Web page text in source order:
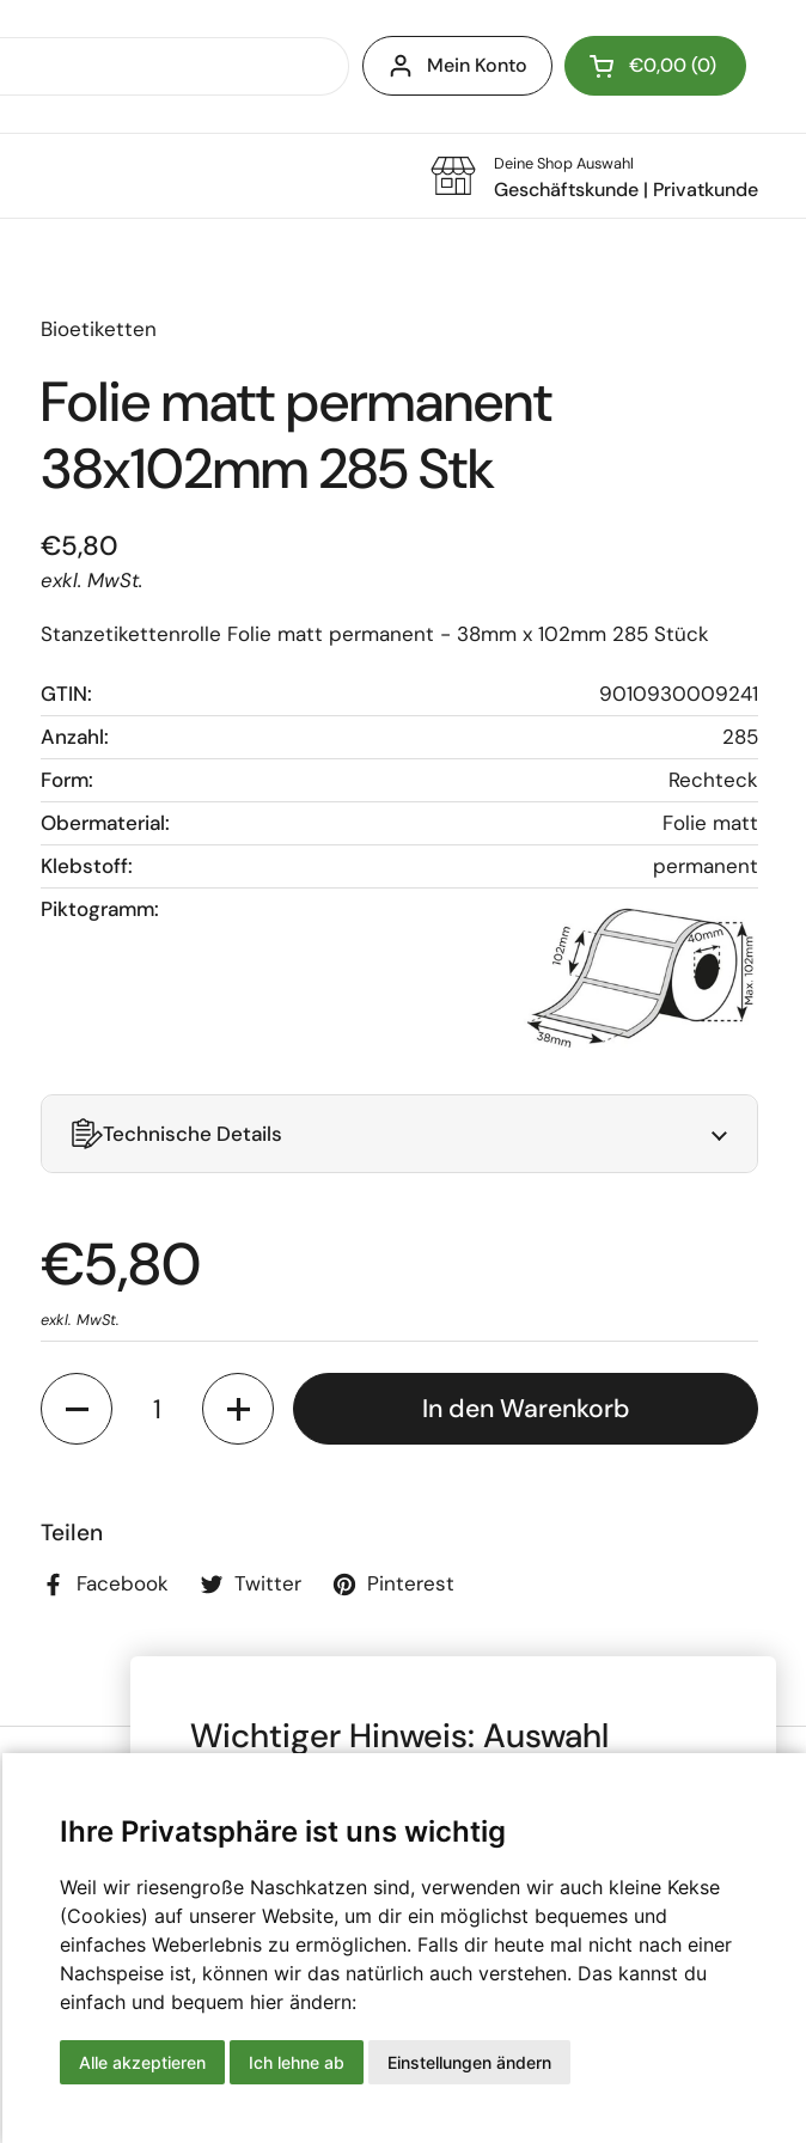
Ihre Privatsphäre ist uns wichtig
Weil wir riesengroße Naschkatzen sind, verwenden wir auch kleine Kekse
(Cookies) auf unserer Website, um dir ein möglichst bequemes und
einfaches Weberlebnis zu ermöglichen. Falls dir heute mal nicht nach einer
Nachspeise ist, können wir das natürlich auch verstehen. Das kannst du
einfach und bequem hier ändern:
Alle akzeptieren Ich lehne ab Einstellungen ändern
Mein Konto Warenkorb öffnen
€0,00 0
Deine Shop Auswahl
Geschäftskunde | Privatkunde
Bioetiketten
Folie matt permanent
38x102mm 285 Stk
€5,80
exkl. MwSt.
Stanzetikettenrolle Folie matt permanent - 38mm x 102mm 285 Stück
GTIN:
9010930009241
Anzahl:
285
Form:
Rechteck
Obermaterial:
Folie matt
Klebstoff:
permanent
Piktogramm:
Technische Details
€5,80
exkl. MwSt.
Anzahl
In den Warenkorb
Teilen
Facebook Twitter Pinterest
Infos
AGB
Datenschutz
Impressum
Versand
Zahlungsmethoden
Wichtiger Hinweis: Auswahl
Bitte beachte, dass alle Preise in unserem Online-Shop je nach
deinen Angaben mit oder ohne Mehrwertsteuer (MwSt.)
angegeben sind. Die Mehrwertsteuer wird erst im Checkout-
Bereich berechnet. Bitte wähle, ob du den Shop gewerblich oder
privat nutzt und bestätige, dass du diese Information zur
Kenntnis genommen hast.